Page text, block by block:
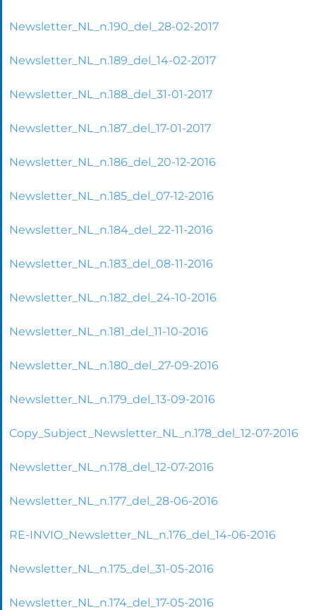
Newsletter_NL_n.190_del_28-02-2017
Newsletter_NL_n.189_del_14-02-2017
Newsletter_NL_n.188_del_31-01-2017
Newsletter_NL_n.187_del_17-01-2017
Newsletter_NL_n.186_del_20-12-2016
Newsletter_NL_n.185_del_07-12-2016
Newsletter_NL_n.184_del_22-11-2016
Newsletter_NL_n.183_del_08-11-2016
Newsletter_NL_n.182_del_24-10-2016
Newsletter_NL_n.181_del_11-10-2016
Newsletter_NL_n.180_del_27-09-2016
Newsletter_NL_n.179_del_13-09-2016
Copy_Subject_Newsletter_NL_n.178_del_12-07-2016
Newsletter_NL_n.178_del_12-07-2016
Newsletter_NL_n.177_del_28-06-2016
RE-INVIO_Newsletter_NL_n.176_del_14-06-2016
Newsletter_NL_n.175_del_31-05-2016
Newsletter_NL_n.174_del_17-05-2016